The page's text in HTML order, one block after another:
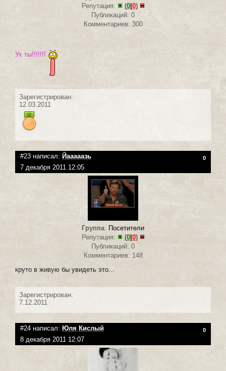
Репутация:
(0|0)
Публикаций: 0
Комментариев: 300
Ух ты!!!!!!!
Зарегистрирован:
12.03.2011
#23 написал: Йааааазь 0
7 декабря 2011 12:05
Группа: Посетители
Репутация:
(0|0)
Публикаций: 0
Комментариев: 148
круто в живую бы увидеть это...
Зарегистрирован:
7.12.2011
#24 написал: Юля Кислый 0
8 декабря 2011 12:07